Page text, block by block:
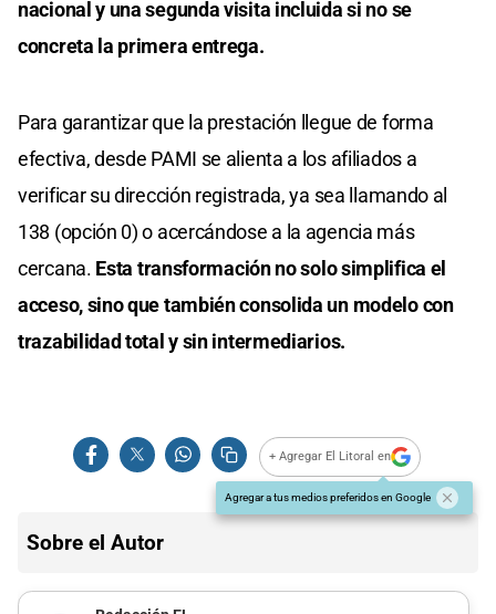
nacional y una segunda visita incluida si no se
concreta la primera entrega.
Para garantizar que la prestación llegue de forma
efectiva, desde PAMI se alienta a los afiliados a
verificar su dirección registrada, ya sea llamando al
138 (opción 0) o acercándose a la agencia más
cercana. Esta transformación no solo simplifica el
acceso, sino que también consolida un modelo con
trazabilidad total y sin intermediarios.
+ Agregar El Litoral en
Agregar a tus medios preferidos en Google
Sobre el Autor